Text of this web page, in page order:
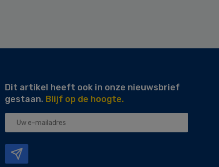
Dit artikel heeft ook in onze nieuwsbrief
gestaan. Blijf op de hoogte.
Uw